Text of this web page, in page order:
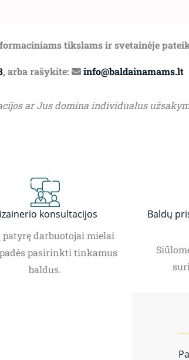
tikslams ir svetainėje
, arba rašykite: info@baldainamams.lt
ar Jus domina individualus
konsultacijos
patyrę darbuotojai mielai
pasirinkti tinkamus
baldus.
Baldų